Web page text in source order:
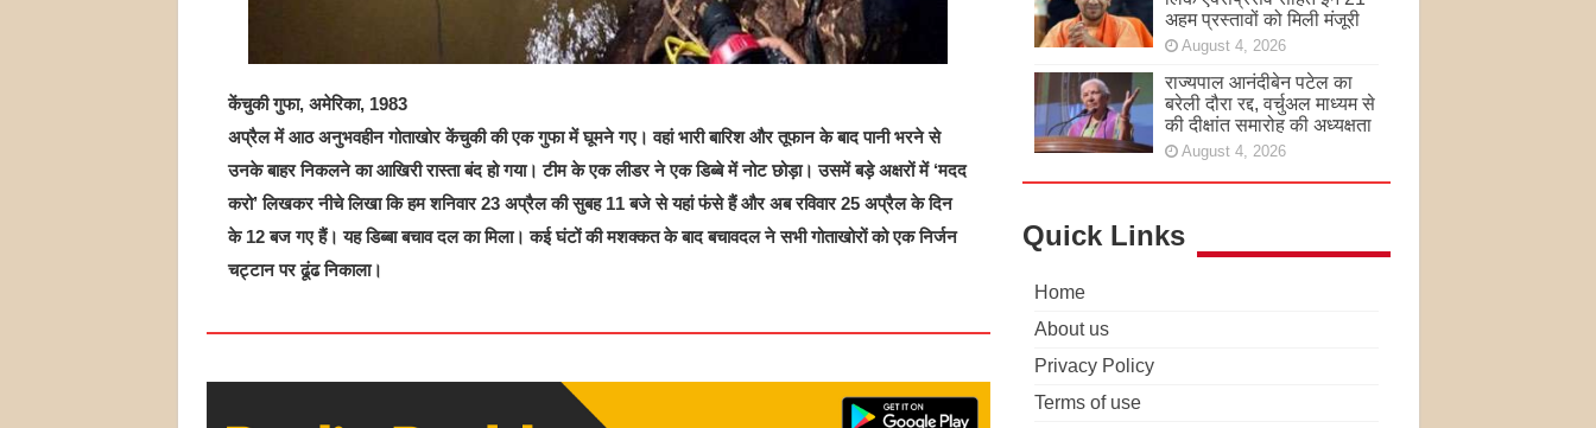
केंचुकी गुफा, अमेरिका, 1983
अप्रैल में आठ अनुभवहीन गोताखोर केंचुकी की एक गुफा में घूमने गए। वहां भारी बारिश और तूफान के बाद पानी भरने से
उनके बाहर निकलने का आखिरी रास्ता बंद हो गया। टीम के एक लीडर ने एक डिब्बे में नोट छोड़ा। उसमें बड़े अक्षरों में ‘मदद
करो’ लिखकर नीचे लिखा कि हम शनिवार 23 अप्रैल की सुबह 11 बजे से यहां फंसे हैं और अब रविवार 25 अप्रैल के दिन
के 12 बज गए हैं। यह डिब्बा बचाव दल का मिला। कई घंटों की मशक्कत के बाद बचावदल ने सभी गोताखोरों को एक निर्जन
चट्टान पर ढूंढ निकाला।
अहम प्रस्तावों को मिली मंजूरी
August 4, 2026
राज्यपाल आनंदीबेन पटेल का
बरेली दौरा रद्द, वर्चुअल माध्यम से
की दीक्षांत समारोह की अध्यक्षता
August 4, 2026
Quick Links
Home
About us
Privacy Policy
Terms of use